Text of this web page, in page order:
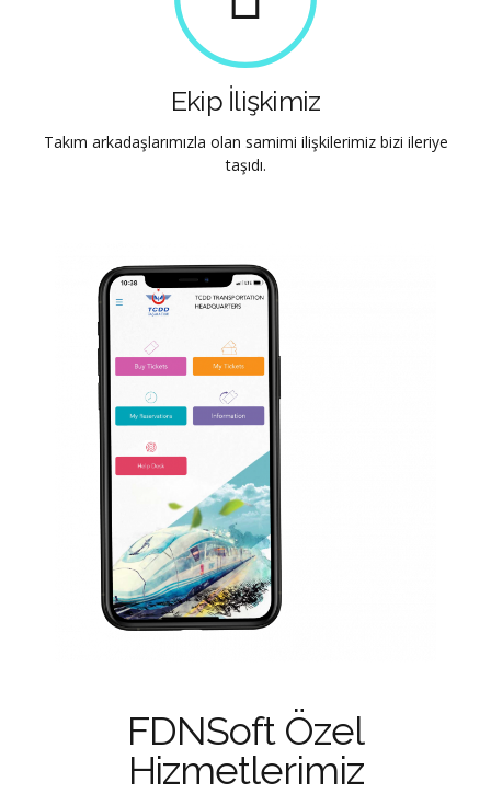
Ekip İlişkimiz
Takım arkadaşlarımızla olan samimi ilişkilerimiz bizi ileriye
taşıdı.
FDNSoft Özel
Hizmetlerimiz